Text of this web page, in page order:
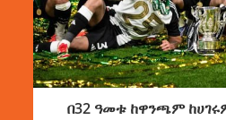
በ32 ዓመቱ ከዋንጫም